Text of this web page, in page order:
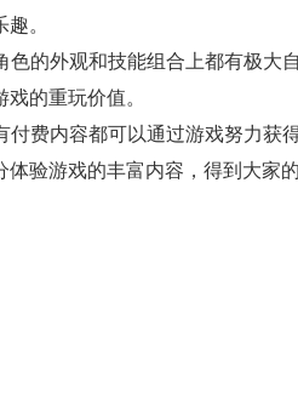
。
色的外观和技能组合上都有极大
的重玩价值。
付费内容都可以通过游戏努力获
验游戏的丰富内容，得到大家的